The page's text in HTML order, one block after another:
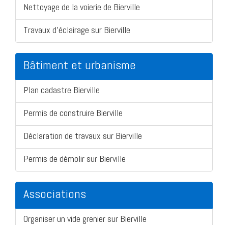
Nettoyage de la voierie de Bierville
Travaux d'éclairage sur Bierville
Bâtiment et urbanisme
Plan cadastre Bierville
Permis de construire Bierville
Déclaration de travaux sur Bierville
Permis de démolir sur Bierville
Associations
Organiser un vide grenier sur Bierville